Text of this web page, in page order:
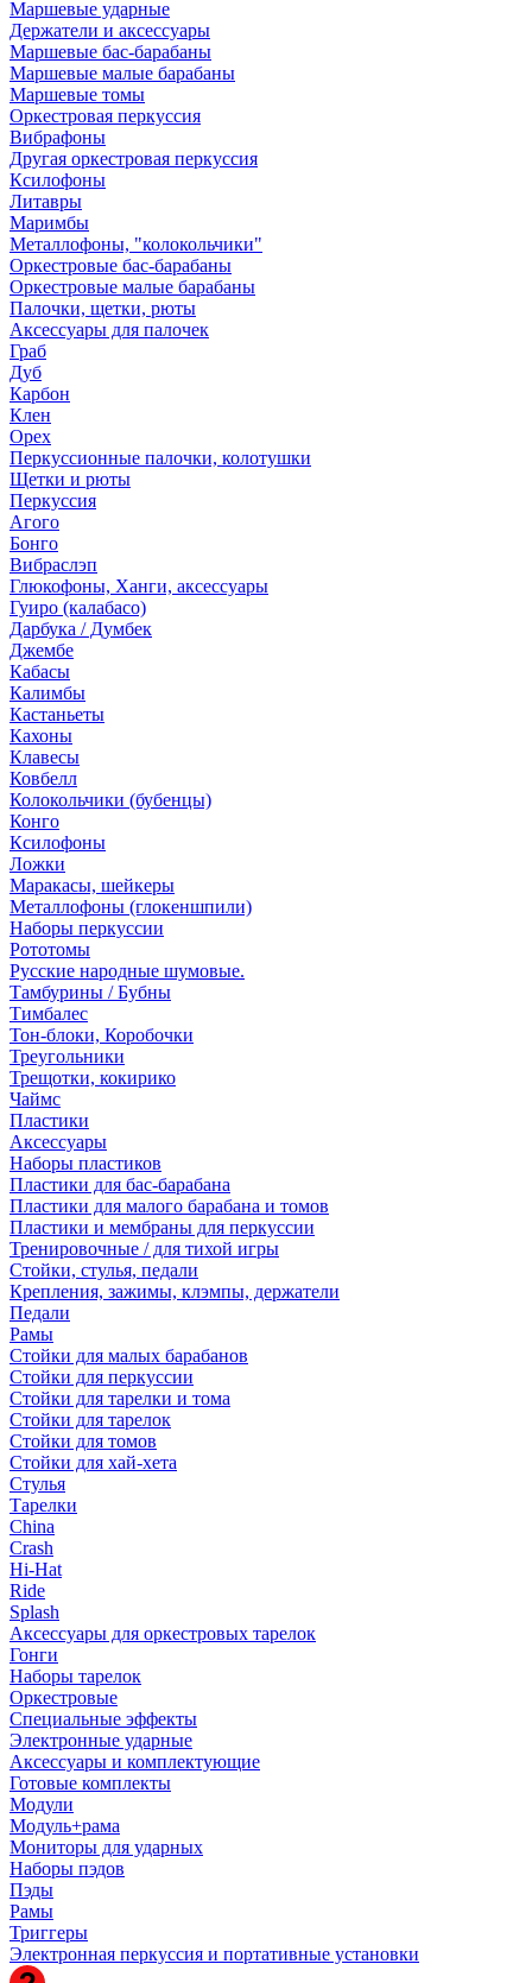
Маршевые ударные
Держатели и аксессуары
Маршевые бас-барабаны
Маршевые малые барабаны
Маршевые томы
Оркестровая перкуссия
Вибрафоны
Другая оркестровая перкуссия
Ксилофоны
Литавры
Маримбы
Металлофоны, "колокольчики"
Оркестровые бас-барабаны
Оркестровые малые барабаны
Палочки, щетки, рюты
Аксессуары для палочек
Граб
Дуб
Карбон
Клен
Орех
Перкуссионные палочки, колотушки
Щетки и рюты
Перкуссия
Агого
Бонго
Вибраслэп
Глюкофоны, Ханги, аксессуары
Гуиро (калабасо)
Дарбука / Думбек
Джембе
Кабасы
Калимбы
Кастаньеты
Кахоны
Клавесы
Ковбелл
Колокольчики (бубенцы)
Конго
Ксилофоны
Ложки
Маракасы, шейкеры
Металлофоны (глокеншпили)
Наборы перкуссии
Рототомы
Русские народные шумовые.
Тамбурины / Бубны
Тимбалес
Тон-блоки, Коробочки
Треугольники
Трещотки, кокирико
Чаймс
Пластики
Аксессуары
Наборы пластиков
Пластики для бас-барабана
Пластики для малого барабана и томов
Пластики и мембраны для перкуссии
Тренировочные / для тихой игры
Стойки, стулья, педали
Крепления, зажимы, клэмпы, держатели
Педали
Рамы
Стойки для малых барабанов
Стойки для перкуссии
Стойки для тарелки и тома
Стойки для тарелок
Стойки для томов
Стойки для хай-хета
Стулья
Тарелки
China
Crash
Hi-Hat
Ride
Splash
Аксессуары для оркестровых тарелок
Гонги
Наборы тарелок
Оркестровые
Специальные эффекты
Электронные ударные
Аксессуары и комплектующие
Готовые комплекты
Модули
Модуль+рама
Мониторы для ударных
Наборы пэдов
Пэды
Рамы
Триггеры
Электронная перкуссия и портативные установки